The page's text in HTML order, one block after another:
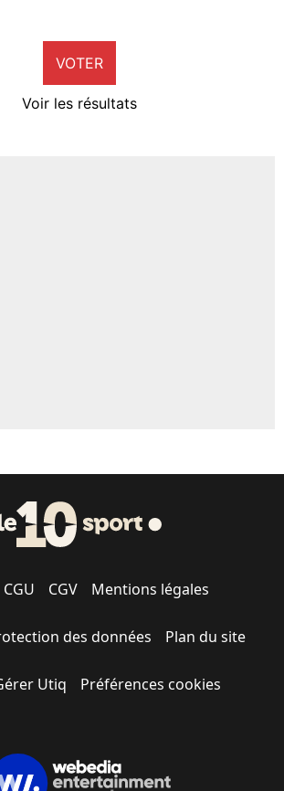
VOTER
Voir les résultats
CGU CGV Mentions légales
des données Plan du site
Utiq Préférences cookies